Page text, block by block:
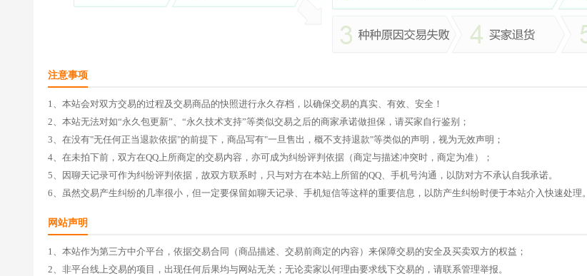
注意事项
1、本站会对双方交易的过程及交易商品的快照进行永久存档，以确保交易的真实、有效、安全！
2、本站无法对如“永久包更新”、“永久技术支持”等类似交易之后的商家承诺做担保，请买家自行鉴别；
3、在没有"无任何正当退款依据"的前提下，商品写有"一旦售出，概不支持退款"等类似的声明，视为无效声明；
4、在未拍下前，双方在QQ上所商定的交易内容，亦可成为纠纷评判依据（商定与描述冲突时，商定为准）；
5、因聊天记录可作为纠纷评判依据，故双方联系时，只与对方在本站上所留的QQ、手机号沟通，以防对方不承认自我承诺。
6、虽然交易产生纠纷的几率很小，但一定要保留如聊天记录、手机短信等这样的重要信息，以防产生纠纷时便于本站介入快速处理。
网站声明
1、本站作为第三方中介平台，依据交易合同（商品描述、交易前商定的内容）来保障交易的安全及买卖双方的权益；
2、非平台线上交易的项目，出现任何后果均与网站无关；无论卖家以何理由要求线下交易的，请联系管理举报。